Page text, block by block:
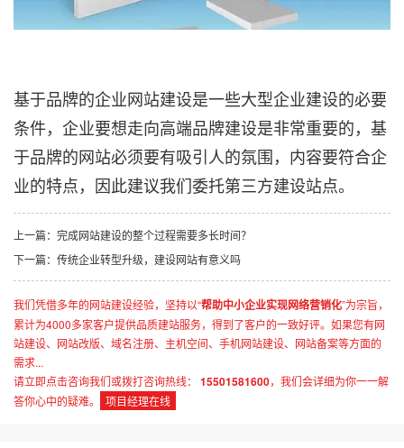
基于品牌的企业网站建设是一些大型企业建设的必要
条件，企业要想走向高端品牌建设是非常重要的，基
于品牌的网站必须要有吸引人的氛围，内容要符合企
业的特点，因此建议我们委托第三方建设站点。
上一篇：完成网站建设的整个过程需要多长时间？
下一篇：传统企业转型升级，建设网站有意义吗
我们凭借多年的网站建设经验，坚持以“帮助中小企业实现网络营销化”为宗旨，
累计为4000多家客户提供品质建站服务，得到了客户的一致好评。如果您有网
站建设、网站改版、域名注册、主机空间、手机网站建设、网站备案等方面的
需求...
请立即点击咨询我们或拨打咨询热线：
15501581600，我们会详细为你一一解
答你心中的疑难。
项目经理在线